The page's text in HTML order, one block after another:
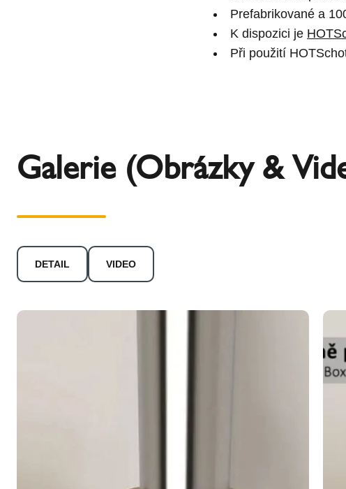
Prefabrikované a
K dispozici je
Při použití
Galerie (Obrázky &
DETAIL VIDEO